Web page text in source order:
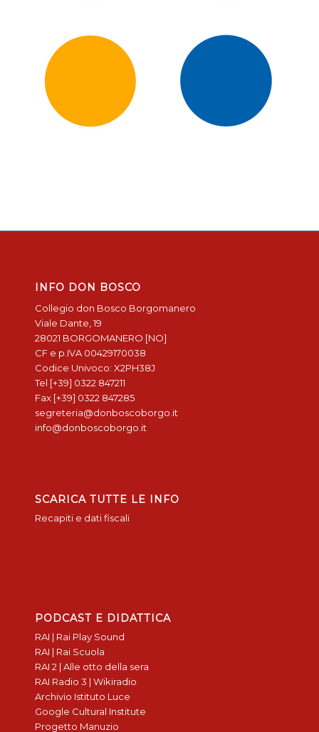
INFO DON BOSCO
Collegio don Bosco Borgomanero
Viale Dante, 19
28021 BORGOMANERO [NO]
CF e p.IVA 00429170038
Codice Univoco: X2PH38J
Tel [+39] 0322 847211
Fax [+39] 0322 847285
segreteria@donboscoborgo.it
info@donboscoborgo.it
SCARICA TUTTE LE INFO
Recapiti e dati fiscali
PODCAST E DIDATTICA
RAI | Rai Play Sound
RAI | Rai Scuola
RAI 2 | Alle otto della sera
RAI Radio 3 | Wikiradio
Archivio Istituto Luce
Google Cultural Institute
Progetto Manuzio